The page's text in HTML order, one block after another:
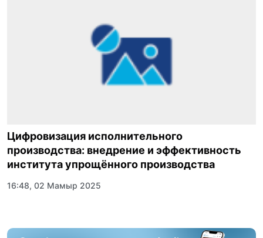
Цифровизация исполнительного
производства: внедрение и эффективность
института упрощённого производства
16:48, 02 Мамыр 2025